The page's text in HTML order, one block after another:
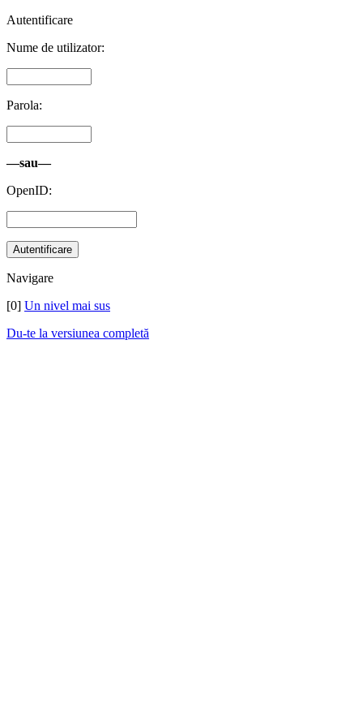
Autentificare
Nume de utilizator:
Parola:
—sau—
OpenID:
Navigare
[0] Un nivel mai sus
Du-te la versiunea completă